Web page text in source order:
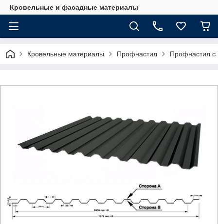
Кровельные и фасадные материалы
Кровельные материалы Профнастил Профнастил